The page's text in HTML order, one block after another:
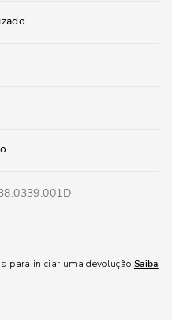
para iniciar uma devolução Saiba